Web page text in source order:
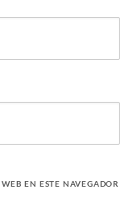
EN ESTE NAVEGADOR